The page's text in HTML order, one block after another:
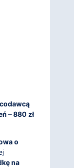
– 880 zł
o
na